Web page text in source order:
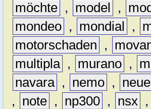
möchte , model ,
mondeo , mondial ,
motorschaden
,
multipla , murano ,
navara , nemo , neue
,
note , np300 , nsx ,